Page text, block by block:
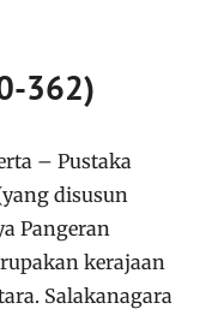
362)
– Pustaka
disusun
Pangeran
kerajaan
Salakanagara